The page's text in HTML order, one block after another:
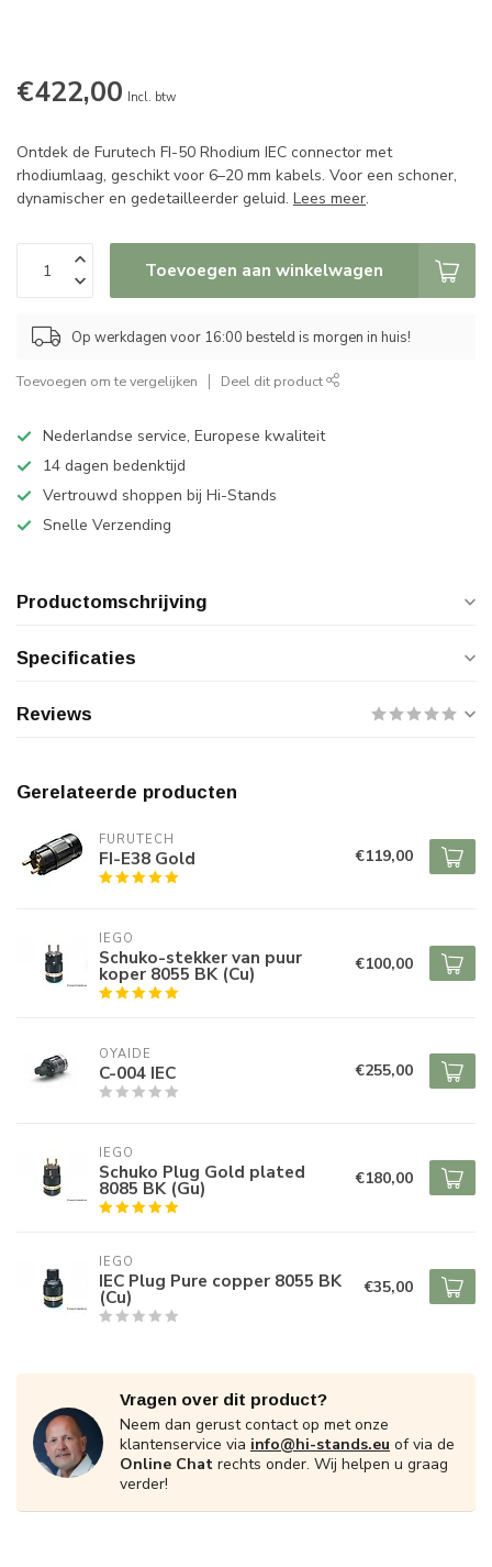
€422,00 Incl. btw
Ontdek de Furutech FI-50 Rhodium IEC connector met
rhodiumlaag, geschikt voor 6–20 mm kabels. Voor een schoner,
dynamischer en gedetailleerder geluid. Lees meer.
Toevoegen aan winkelwagen
Op werkdagen voor 16:00 besteld is morgen in huis!
Toevoegen om te vergelijken Deel dit product
Nederlandse service, Europese kwaliteit
14 dagen bedenktijd
Vertrouwd shoppen bij Hi-Stands
Snelle Verzending
Productomschrijving
Specificaties
Reviews
Gerelateerde producten
FURUTECH
FI-E38 Gold €119,00
IEGO
Schuko-stekker van puur
koper 8055 BK (Cu) €100,00
OYAIDE
C-004 IEC €255,00
IEGO
Schuko Plug Gold plated
8085 BK (Gu) €180,00
IEGO
IEC Plug Pure copper 8055 BK
(Cu) €35,00
Vragen over dit product?
Neem dan gerust contact op met onze
klantenservice via info@hi-stands.eu of via de
Online Chat rechts onder. Wij helpen u graag
verder!